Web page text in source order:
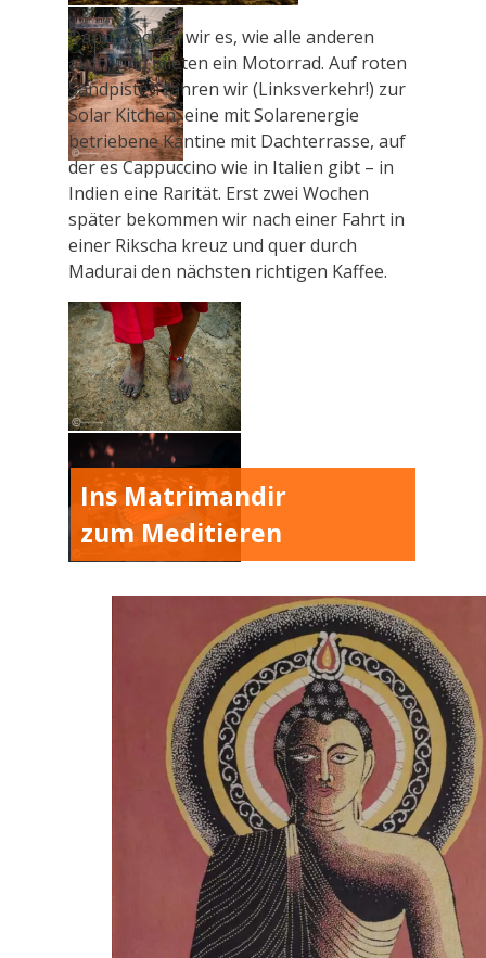
Dann machen wir es, wie alle anderen
auch, und mieten ein Motorrad. Auf roten
Sandpisten fahren wir (Linksverkehr!) zur
Solar Kitchen, eine mit Solarenergie
betriebene Kantine mit Dachterrasse, auf
der es Cappuccino wie in Italien gibt – in
Indien eine Rarität. Erst zwei Wochen
später bekommen wir nach einer Fahrt in
einer Rikscha kreuz und quer durch
Madurai den nächsten richtigen Kaffee.
Ins Matrimandir
zum Meditieren